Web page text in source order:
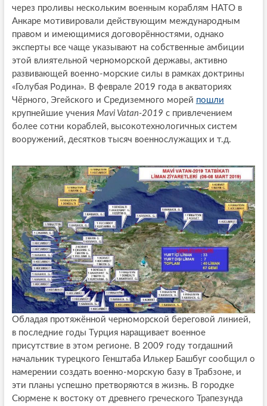
через проливы нескольким военным кораблям НАТО в
Анкаре мотивировали действующим международным
правом и имеющимися договорённостями, однако
эксперты все чаще указывают на собственные амбиции
этой влиятельной черноморской державы, активно
развивающей военно-морские силы в рамках доктрины
«Голубая Родина». В феврале 2019 года в акваториях
Чёрного, Эгейского и Средиземного морей пошли
крупнейшие учения Mavi Vatan-2019 с привлечением
более сотни кораблей, высокотехнологичных систем
вооружений, десятков тысяч военнослужащих и т.д.
Обладая протяжённой черноморской береговой линией,
в последние годы Турция наращивает военное
присутствие в этом регионе. В 2009 году тогдашний
начальник турецкого Генштаба Илькер Башбуг сообщил о
намерении создать военно-морскую базу в Трабзоне, и
эти планы успешно претворяются в жизнь. В городке
Сюрмене к востоку от древнего греческого Трапезунда